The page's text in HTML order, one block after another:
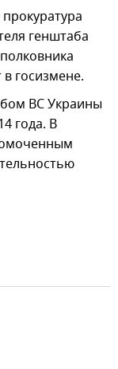
генштаба
госизмене.
ВС Украины
года. В